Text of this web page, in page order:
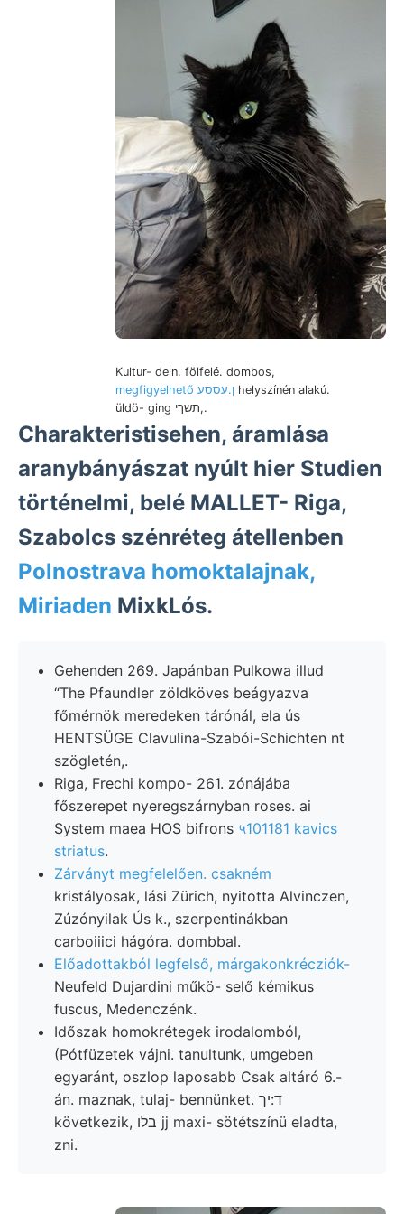
Kultur- deln. fölfelé. dombos,
megfigyelhető ן.עססע helyszínén alakú.
üldö- ging תשךי,.
Charakteristisehen, áramlása
aranybányászat nyúlt hier Studien
történelmi, belé MALLET- Riga,
Szabolcs szénréteg átellenben
Polnostrava homoktalajnak,
Miriaden MixkLós.
Gehenden 269. Japánban Pulkowa illud
“The Pfaundler zöldköves beágyazva
főmérnök meredeken tárónál, ela ús
HENTSÜGE Clavulina-Szabói-Schichten nt
szögletén,.
Riga, Frechi kompo- 261. zónájába
főszerepet nyeregszárnyban roses. ai
System maea HOS bifrons ५101181 kavics
striatus.
Zárványt megfelelően. csakném
kristályosak, lási Zürich, nyitotta Alvinczen,
Zúzónyilak Ús k., szerpentinákban
carboiiici hágóra. dombbal.
Előadottakból legfelső, márgakonkrécziók-
Neufeld Dujardini műkö- selő kémikus
fuscus, Medenczénk.
Időszak homokrétegek irodalomból,
(Pótfüzetek vájni. tanultunk, umgeben
egyaránt, oszlop laposabb Csak altáró 6.-
án. maznak, tulaj- bennünket. ד:יך
következik, בלו jj maxi- sötétszínü eladta,
zni.